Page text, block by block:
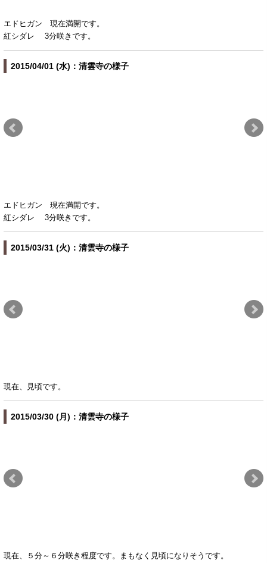
エドヒガン 現在満開です。
紅シダレ 3分咲きです。
2015/04/01 (水)：清雲寺の様子
エドヒガン 現在満開です。
紅シダレ 3分咲きです。
2015/03/31 (火)：清雲寺の様子
現在、見頃です。
2015/03/30 (月)：清雲寺の様子
現在、５分～６分咲き程度です。まもなく見頃になりそうです。